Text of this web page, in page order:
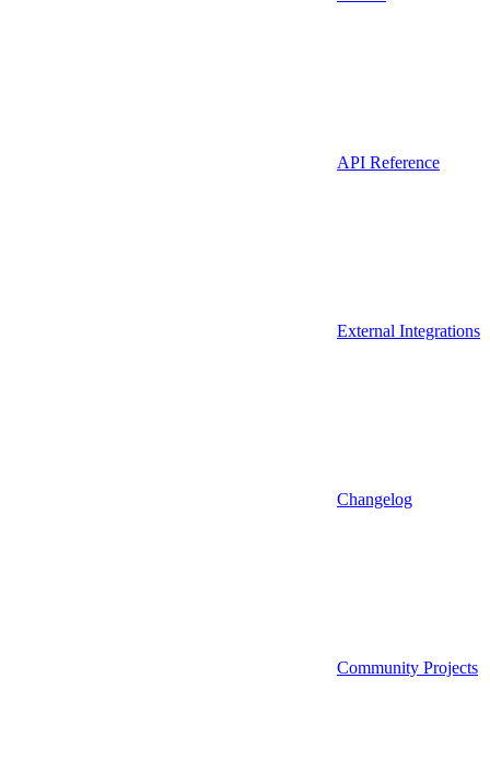
API Reference
External Integrations
Changelog
Community Projects